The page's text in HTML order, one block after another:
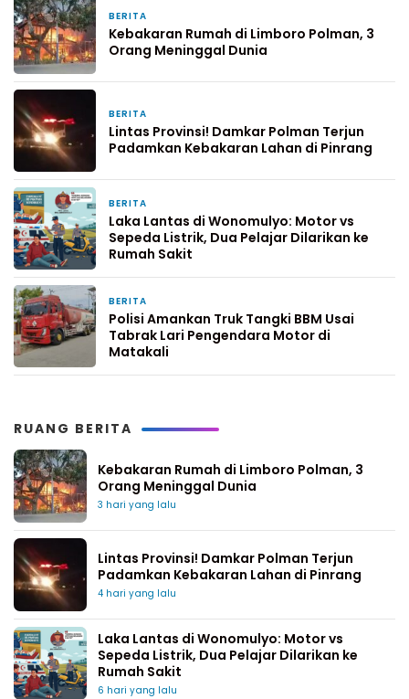
BERITA
Kebakaran Rumah di Limboro Polman, 3
Orang Meninggal Dunia
BERITA
Lintas Provinsi! Damkar Polman Terjun
Padamkan Kebakaran Lahan di Pinrang
BERITA
Laka Lantas di Wonomulyo: Motor vs
Sepeda Listrik, Dua Pelajar Dilarikan ke
Rumah Sakit
BERITA
Polisi Amankan Truk Tangki BBM Usai
Tabrak Lari Pengendara Motor di
Matakali
RUANG BERITA
Kebakaran Rumah di Limboro Polman, 3
Orang Meninggal Dunia
3 hari yang lalu
Lintas Provinsi! Damkar Polman Terjun
Padamkan Kebakaran Lahan di Pinrang
4 hari yang lalu
Laka Lantas di Wonomulyo: Motor vs
Sepeda Listrik, Dua Pelajar Dilarikan ke
Rumah Sakit
6 hari yang lalu